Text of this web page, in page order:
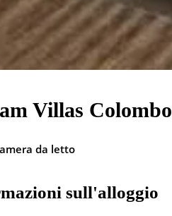
Villas Colombo
da letto
sull'alloggio